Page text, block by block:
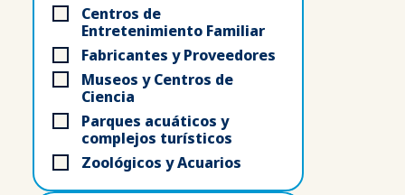
Centros de
Entretenimiento Familiar
Fabricantes y Proveedores
Museos y Centros de
Ciencia
Parques acuáticos y
complejos turísticos
Zoológicos y Acuarios